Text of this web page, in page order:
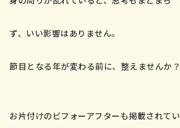
ず、いい影響はありません。
節目となる年が変わる前に、整えませんか？
お片付けのビフォーアフターも掲載されてい